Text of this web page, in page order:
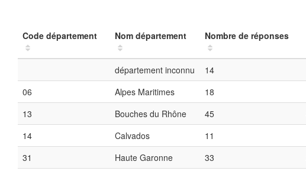
Code département Nom département Nombre de réponses
département inconnu 14
06
Alpes Maritimes 18
13
Bouches du Rhône 45
14
Calvados 11
31
Haute Garonne 33